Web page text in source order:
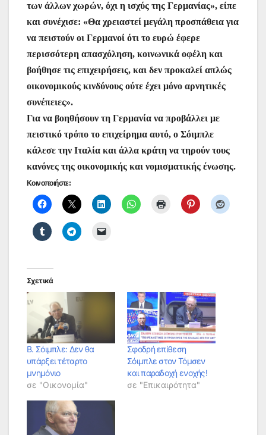
των άλλων χωρών, όχι η ισχύς της Γερμανίας», είπε
και συνέχισε: «Θα χρειαστεί μεγάλη προσπάθεια για
να πειστούν οι Γερμανοί ότι το ευρώ έφερε
περισσότερη απασχόληση, κοινωνικά οφέλη και
βοήθησε τις επιχειρήσεις, και δεν προκαλεί απλώς
οικονομικούς κινδύνους ούτε έχει μόνο αρνητικές
συνέπειες».
Για να βοηθήσουν τη Γερμανία να προβάλλει με
πειστικό τρόπο το επιχείρημα αυτό, ο Σόιμπλε
κάλεσε την Ιταλία και άλλα κράτη να τηρούν τους
κανόνες της οικονομικής και νομισματικής ένωσης.
Κοινοποιήστε:
Σχετικά
Β. Σόιμπλε: Δεν θα
υπάρξει τέταρτο
μνημόνιο
σε "Οικονομία"
Σφοδρή επίθεση
Σόιμπλε στον Τόμσεν
και παραδοχή ενοχής!
σε "Επικαιρότητα"